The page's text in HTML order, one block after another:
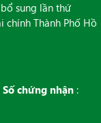
sung lần thứ
chính Thành Phố Hồ
Số chứng nhận :